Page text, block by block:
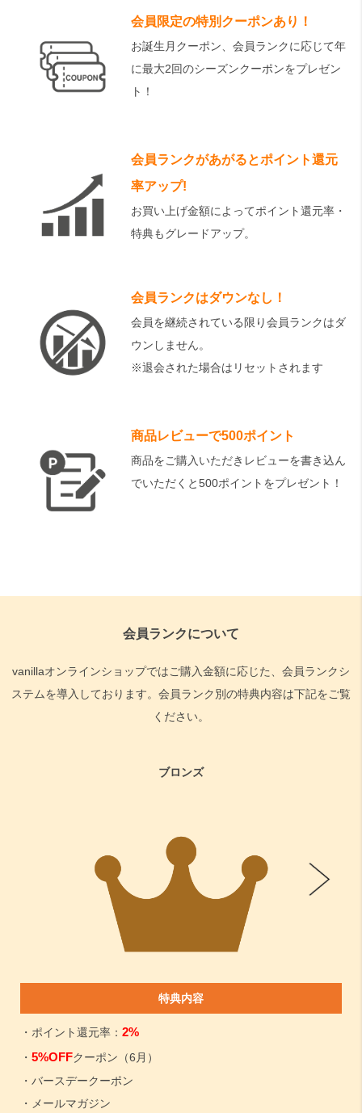
会員限定の特別クーポンあり！
お誕生月クーポン、会員ランクに応じて年
に最大2回のシーズンクーポンをプレゼン
ト！
会員ランクがあがるとポイント還元
率アップ!
お買い上げ金額によってポイント還元率・
特典もグレードアップ。
会員ランクはダウンなし！
会員を継続されている限り会員ランクはダ
ウンしません。
※退会された場合はリセットされます
商品レビューで500ポイント
商品をご購入いただきレビューを書き込ん
でいただくと500ポイントをプレゼント！
会員ランクについて
vanillaオンラインショップではご購入金額に応じた、会員ランクシ
ステムを導入しております。会員ランク別の特典内容は下記をご覧
ください。
ブロンズ
特典内容
・ポイント還元率： 2%
・ 5%OFFクーポン（6月）
・バースデークーポン
・メールマガジン